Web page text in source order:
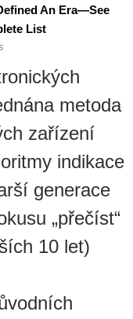
metoda
zařízení
indikace
generace
„přečíst“
10 let)